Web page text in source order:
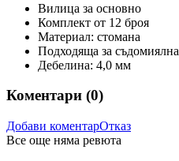
Вилица за основно
Комплект от 12 броя
Материал: стомана
Подходяща за съдомиялна
Дебелина: 4,0 мм
Коментари (0)
Добави коментарОтказ
Все още няма ревюта